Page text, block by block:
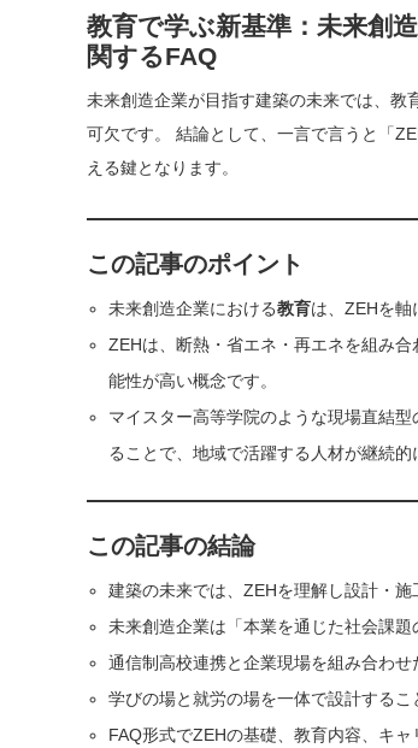
教育で学ぶ新基準：未来創
関するFAQ
未来創造企業が目指す建築の未来では、教
可欠です。 結論として、一言で言うと「
える鍵となります。
この記事のポイント
未来創造企業における教育は、ZEHを軸
ZEHは、断熱・省エネ・再エネを組み
能性が高い概念です。
マイスター高等学院のような現場直結
ることで、地域で活躍する人材が継続的
この記事の結論
建築の未来では、ZEHを理解し設計・施
未来創造企業は「本業を通じた社会課
通信制高校連携と企業現場を組み合わ
学びの場と就労の場を一体で設計する
FAQ形式でZEHの基礎、教育内容、キ